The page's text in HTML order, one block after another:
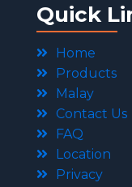
Quick
Home
Products
Malay
Contact Us
FAQ
Location
Privacy